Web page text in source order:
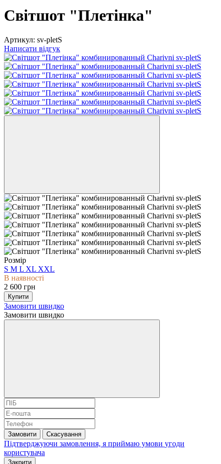
Світшот "Плетінка"
Артикул: sv-pletS
Написати відгук
Розмір
S M L XL XXL
В наявності
2 600 грн
Купити
Замовити швидко
Замовити швидко
Замовити Скасування
Підтверджуючи замовлення, я приймаю умови угоди
користувача
Закрити